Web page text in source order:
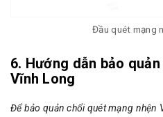
Đầu quét mạng
6. Hướng dẫn bảo
Vĩnh Long
Để bảo quản chổi quét mạng nhện